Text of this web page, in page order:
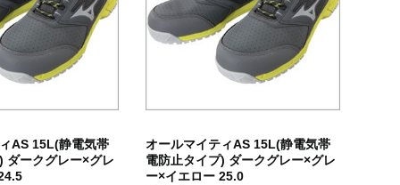
AS 15L(静電気帯
ダークグレー×グレ
オールマイティAS 15L(静電気帯
電防止タイプ) ダークグレー×グレ
ー×イエロー 25.0